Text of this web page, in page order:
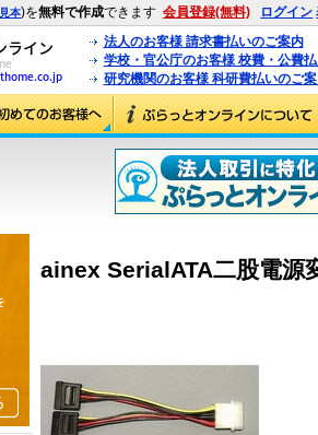
見本)を無料で作成できます 会員登録(無料) ログイン
法人のお客様 請求書払いのご案内
学校・官公庁のお客様 校費・公費
研究機関のお客様 科研費払いのご
ainex SerialATA二股電源